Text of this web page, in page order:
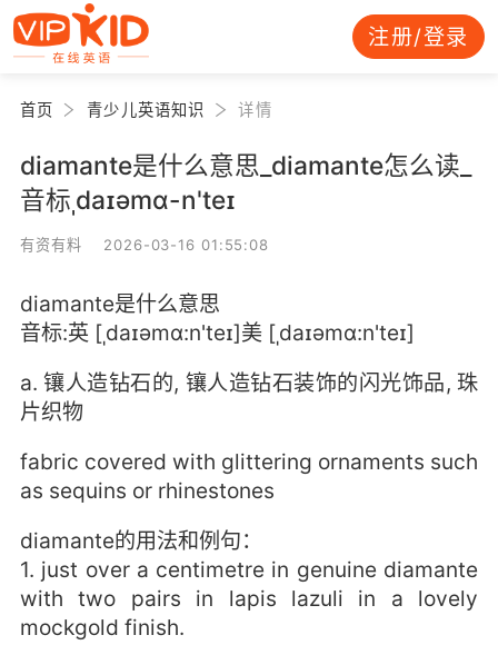
注册/登录
首页 青少儿英语知识 详情
diamante是什么意思_diamante怎么读_
音标ˌdaɪəmɑ-n'teɪ
有资有料 2026-03-16 01:55:08
diamante是什么意思
音标:英 [ˌdaɪəmɑ:n'teɪ]美 [ˌdaɪəmɑ:n'teɪ]
a. 镶人造钻石的, 镶人造钻石装饰的闪光饰品, 珠
片织物
fabric covered with glittering ornaments such
as sequins or rhinestones
diamante的用法和例句：
1. just over a centimetre in genuine diamante
with two pairs in lapis lazuli in a lovely
mockgold finish.